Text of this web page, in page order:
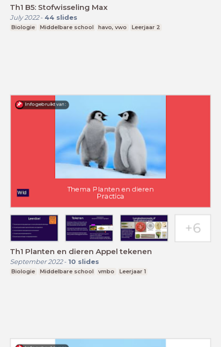
Th1 B5: Stofwisseling Max
July 2022- 44 slides
Biologie Middelbare school havo, vwo Leerjaar 2
Th1 Planten en dieren Appel tekenen
September 2022- 10 slides
Biologie Middelbare school vmbo Leerjaar 1